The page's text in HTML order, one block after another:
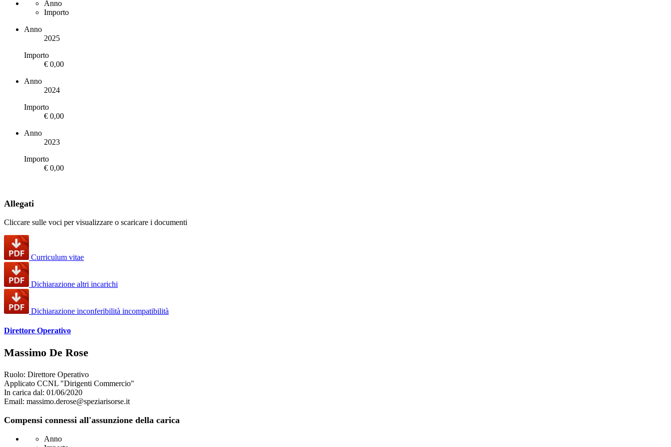
Anno
Importo
Anno
2025
Importo
€ 0,00
Anno
2024
Importo
€ 0,00
Anno
2023
Importo
€ 0,00
Allegati
Cliccare sulle voci per visualizzare o scaricare i documenti
Curriculum vitae
Dichiarazione altri incarichi
Dichiarazione inconferibilità incompatibilità
Direttore Operativo
Massimo De Rose
Ruolo: Direttore Operativo
Applicato CCNL "Dirigenti Commercio"
In carica dal: 01/06/2020
Email: massimo.derose@speziarisorse.it
Compensi connessi all'assunzione della carica
Anno